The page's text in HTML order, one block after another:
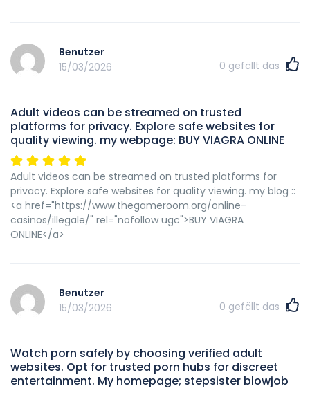
Benutzer
15/03/2026
0 gefällt das
Adult videos can be streamed on trusted
platforms for privacy. Explore safe websites for
quality viewing. my webpage: BUY VIAGRA ONLINE
Adult videos can be streamed on trusted platforms for
privacy. Explore safe websites for quality viewing. my blog ::
<a href="https://www.thegameroom.org/online-
casinos/illegale/" rel="nofollow ugc">BUY VIAGRA
ONLINE</a>
Benutzer
15/03/2026
0 gefällt das
Watch porn safely by choosing verified adult
websites. Opt for trusted porn hubs for discreet
entertainment. My homepage; stepsister blowjob